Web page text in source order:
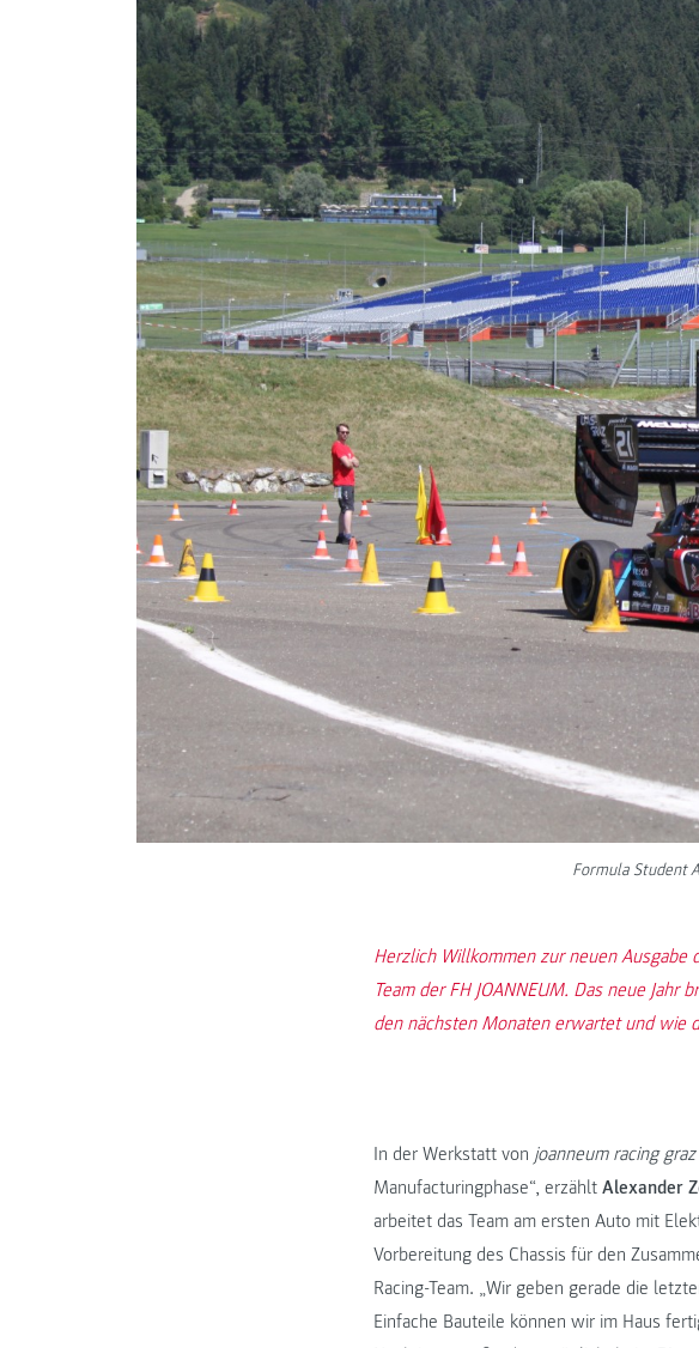
Formula Student
Herzlich Willkommen zur neuen Ausgabe
Team der FH JOANNEUM. Das neue
den nächsten Monaten erwartet und wie
In der Werkstatt von joanneum racing graz
Manufacturingphase“, erzählt Alexander
arbeitet das Team am ersten Auto mit
Vorbereitung des Chassis für den
Racing-Team. „Wir geben gerade die
Einfache Bauteile können wir im Haus